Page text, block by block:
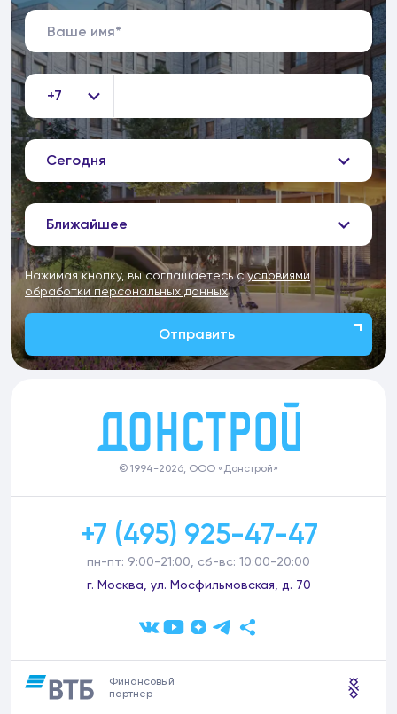
+7
Сегодня
Ближайшее
Нажимая кнопку, вы соглашаетесь сусловиями
обработки персональных данных
Отправить
© 1994-2026, ООО «Донстрой»
+7 (495) 925-47-47
пн-пт: 9:00-21:00, сб-вс: 10:00-20:00
г. Москва, ул. Мосфильмовская, д. 70
Финансовый
партнер